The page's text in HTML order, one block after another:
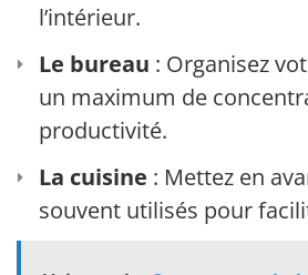
l’intérieur.
Le bureau : Organisez
un maximum de
productivité.
La cuisine : Mettez en
souvent utilisés pour